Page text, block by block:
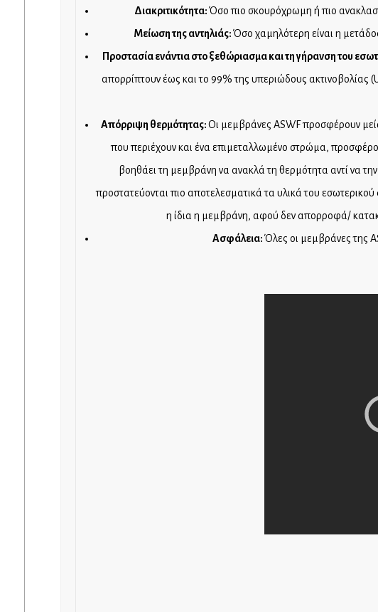
Διακριτικότητα:Όσο πιο σκουρόχρωμη ή πιο
Μείωση της αντηλιάς:Όσο χαμηλότερη είναι η
Προστασία ενάντια στο ξεθώριασμα και τη γήρανση του
απορρίπτουν έως και το 99% της υπεριώδους ακτινοβολίας
Απόρριψη θερμότητας:Οι μεμβράνες ASWF προσφέρουν
που περιέχουν και ένα επιμεταλλωμένο στρώμα,
βοηθάει τη μεμβράνη να ανακλά τη θερμότητα αντί να
προστατεύονται πιο αποτελεσματικά τα υλικά του
η ίδια η μεμβράνη, αφού δεν απορροφά/
Ασφάλεια:Όλες οι μεμβράνες της